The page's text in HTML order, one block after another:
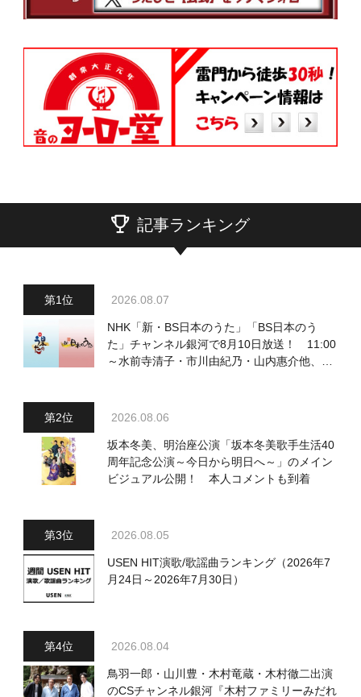
記事ランキング
2026.08.07
NHK「新・BS日本のうた」「BS日本のう
た」チャンネル銀河で8月10日放送！ 11:00
～水前寺清子・市川由紀乃・山内惠介他、
2026.08.06
坂本冬美、明治座公演「坂本冬美歌手生活40
周年記念公演～今日から明日へ～」のメイン
ビジュアル公開！ 本人コメントも到着
2026.08.05
USEN HIT演歌/歌謡曲ランキング（2026年7
月24日～2026年7月30日）
2026.08.04
鳥羽一郎・山川豊・木村竜蔵・木村徹二出演
のCSチャンネル銀河『木村ファミリーみだれ